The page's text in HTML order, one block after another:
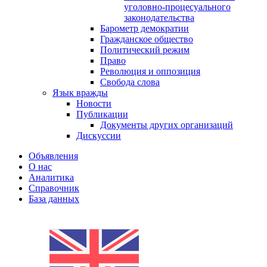
уголовно-процесуального
законодательства
Барометр демократии
Гражданское общество
Политический режим
Право
Революция и оппозиция
Свобода слова
Язык вражды
Новости
Публикации
Документы других организаций
Дискуссии
Объявления
О нас
Аналитика
Справочник
База данных